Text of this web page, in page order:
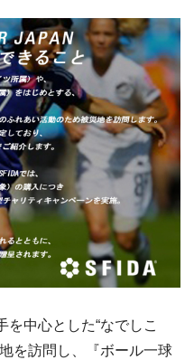
中心とした“なでしこ
を訪問し、『ボール一球